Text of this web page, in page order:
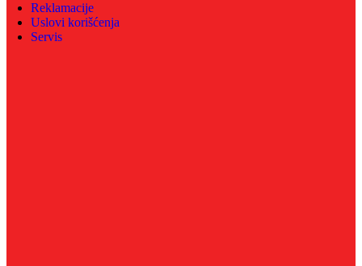
Reklamacije
Uslovi korišćenja
Servis